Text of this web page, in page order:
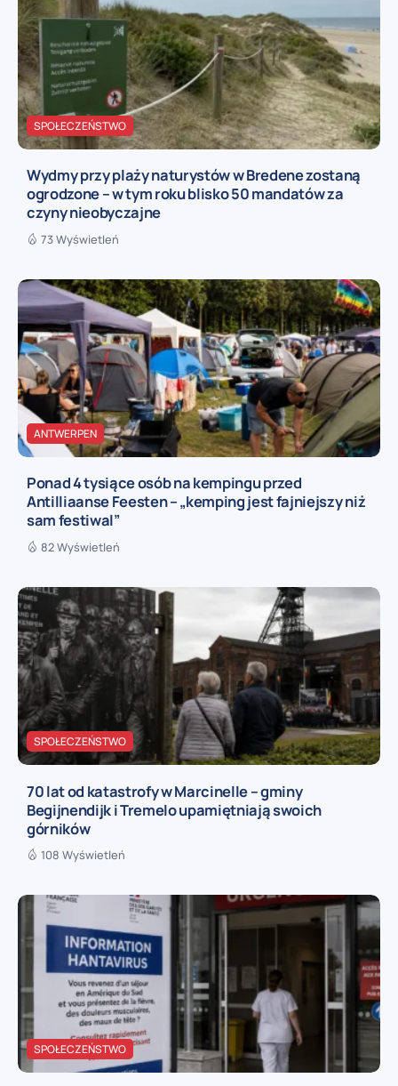
SPOŁECZEŃSTWO
Wydmy przy plaży naturystów w Bredene zostaną
ogrodzone – w tym roku blisko 50 mandatów za
czyny nieobyczajne
73 Wyświetleń
ANTWERPEN
Ponad 4 tysiące osób na kempingu przed
Antilliaanse Feesten – „kemping jest fajniejszy niż
sam festiwal”
82 Wyświetleń
SPOŁECZEŃSTWO
70 lat od katastrofy w Marcinelle – gminy
Begijnendijk i Tremelo upamiętniają swoich
górników
108 Wyświetleń
SPOŁECZEŃSTWO